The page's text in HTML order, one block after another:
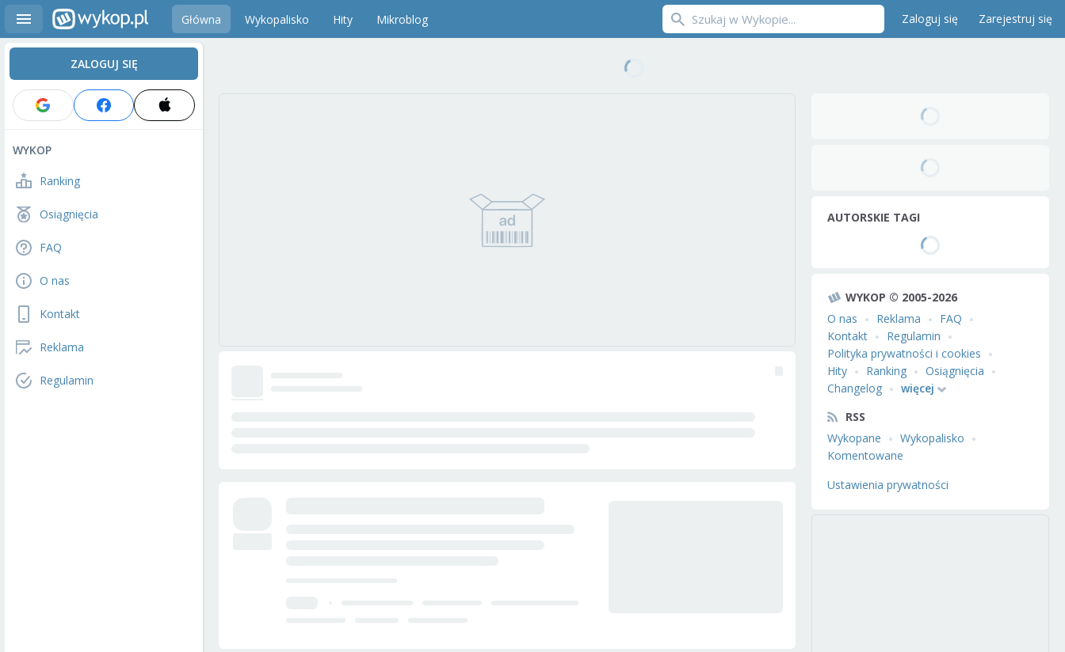
Główna Wykopalisko Hity Mikroblog Zaloguj się Zarejestruj się
ZALOGUJ SIĘ
WYKOP
Ranking
Osiągnięcia
FAQ
O nas
Kontakt
Reklama
Regulamin
AUTORSKIE TAGI
WYKOP © 2005-2026
O nas
Reklama
FAQ
Kontakt
Regulamin
Polityka prywatności i cookies
Hity
Ranking
Osiągnięcia
Changelog
więcej
RSS
Wykopane
Wykopalisko
Komentowane
Ustawienia prywatności